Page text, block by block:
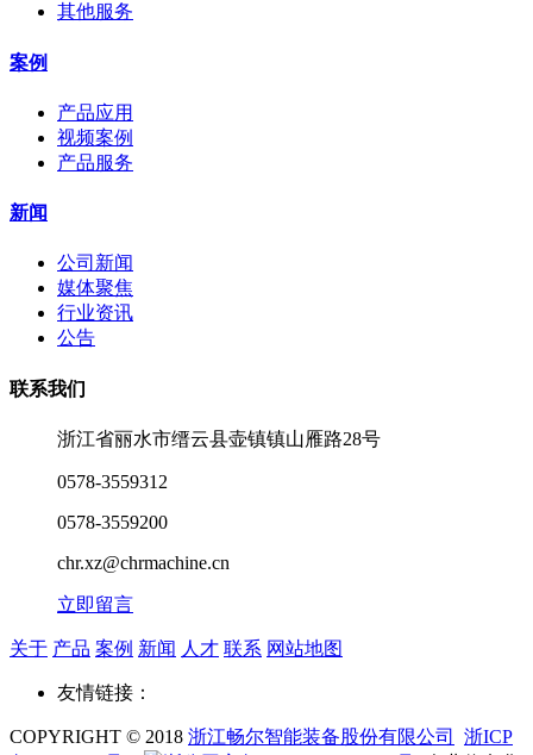
其他服务
案例
产品应用
视频案例
产品服务
新闻
公司新闻
媒体聚焦
行业资讯
公告
联系我们
浙江省丽水市缙云县壶镇镇山雁路28号
0578-3559312
0578-3559200
chr.xz@chrmachine.cn
立即留言
关于 产品 案例 新闻 人才 联系 网站地图
友情链接：
COPYRIGHT © 2018 浙江畅尔智能装备股份有限公司
浙ICP